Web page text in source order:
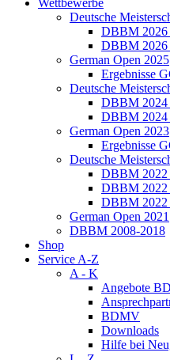
Wettbewerbe
Deutsche
DBBM 2026
DBBM 2026
German Open 2025
Ergebnisse
Deutsche
DBBM 2024
DBBM 2024
German Open 2023
Ergebnisse
Deutsche
DBBM 2022
DBBM 2022
DBBM 2022
German Open 2021
DBBM 2008-2018
Shop
Service A-Z
A - K
Angebote
BDMV
Downloads
Hilfe bei